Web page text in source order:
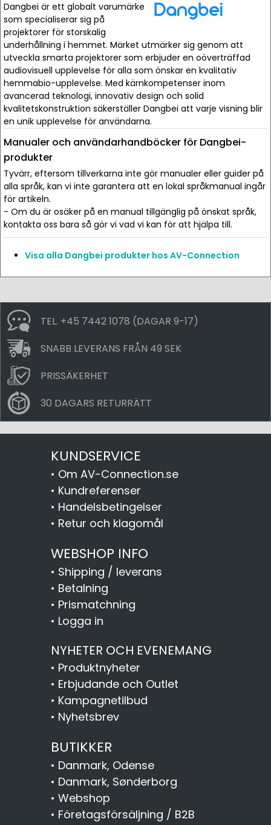
Dangbei är ett globalt varumärke
som specialiserar sig på
projektorer för storskalig
underhållning i hemmet. Märket utmärker sig genom att
utveckla smarta projektorer som erbjuder en oöverträffad
audiovisuell upplevelse för alla som önskar en kvalitativ
hemmabio-upplevelse. Med kärnkompetenser inom
avancerad teknologi, innovativ design och solid
kvalitetskonstruktion säkerställer Dangbei att varje visning blir
en unik upplevelse för användarna.
Manualer och användarhandböcker för Dangbei-
produkter
Tyvärr, eftersom tillverkarna inte gör manualer eller guider på
alla språk, kan vi inte garantera att en lokal språkmanual ingår
för artikeln.
- Om du är osäker på en manual tillgänglig på önskat språk,
kontakta oss bara så gör vi vad vi kan för att hjälpa till.
Visa alla Dangbei produkter hos AV-Connection
TEL. +45 7442 1078 (DAGAR 9-17)
SNABB LEVERANS FRÅN 49 SEK
PRISSÄKERHET
30 DAGARS RETURRÄTT
KUNDSERVICE
• Om AV-Connection.se
• Kundreferenser
• Handelsbetingelser
• Retur och klagomål
WEBSHOP INFO
• Shipping / leverans
• Betalning
• Prismatchning
• Logga in
NYHETER OCH EVENEMANG
• Produktnyheter
• Erbjudande och Outlet
• Kampagnetilbud
• Nyhetsbrev
BUTIKKER
• Danmark, Odense
• Danmark, Sønderborg
• Webshop
• Företagsförsäljning / B2B